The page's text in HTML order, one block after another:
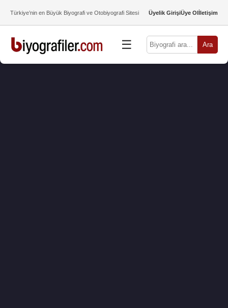
Türkiye’nin en Büyük Biyografi ve Otobiyografi Sitesi Üyelik GirişiÜye Olİletişim
☰ Ara